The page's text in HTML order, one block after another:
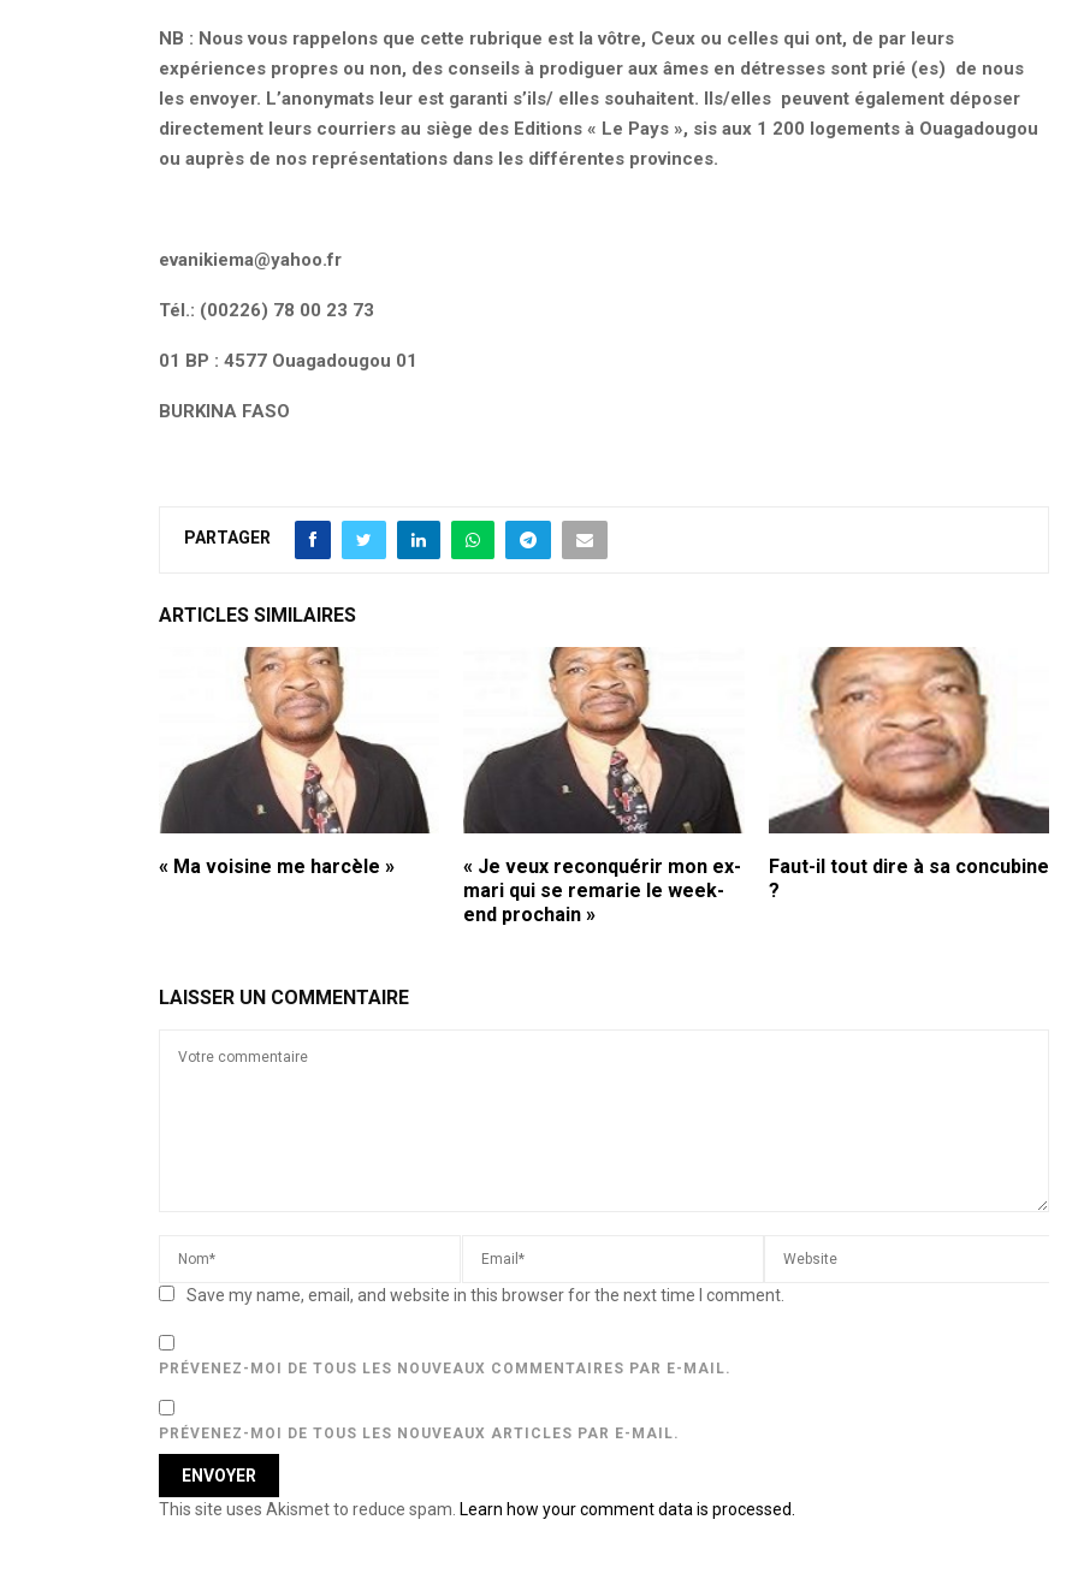
NB : Nous vous rappelons que cette rubrique est la vôtre, Ceux ou celles qui ont, de par leurs
expériences propres ou non, des conseils à prodiguer aux âmes en détresses sont prié (es) de nous
les envoyer. L’anonymats leur est garanti s’ils/ elles souhaitent. Ils/elles peuvent également déposer
directement leurs courriers au siège des Editions « Le Pays », sis aux 1 200 logements à Ouagadougou
ou auprès de nos représentations dans les différentes provinces.
evanikiema@yahoo.fr
Tél.: (00226) 78 00 23 73
01 BP : 4577 Ouagadougou 01
BURKINA FASO
PARTAGER
ARTICLES SIMILAIRES
« Ma voisine me harcèle »
« Je veux reconquérir mon ex-
mari qui se remarie le week-
end prochain »
Faut-il tout dire à sa concubine
?
LAISSER UN COMMENTAIRE
Save my name, email, and website in this browser for the next time I comment.
PRÉVENEZ-MOI DE TOUS LES NOUVEAUX COMMENTAIRES PAR E-MAIL.
PRÉVENEZ-MOI DE TOUS LES NOUVEAUX ARTICLES PAR E-MAIL.
This site uses Akismet to reduce spam. Learn how your comment data is processed.